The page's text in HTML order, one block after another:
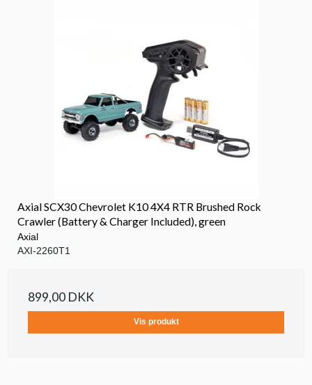
Axial SCX30 Chevrolet K10 4X4 RTR Brushed Rock
Crawler (Battery & Charger Included), green
Axial
AXI-2260T1
899,00 DKK
Vis produkt